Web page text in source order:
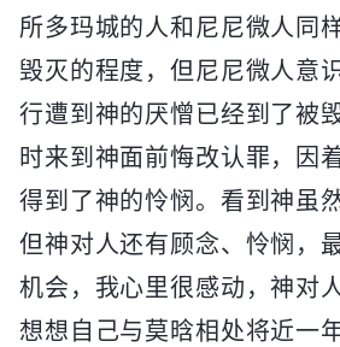
所多玛城的人和尼尼微人同
毁灭的程度，但尼尼微人意
行遭到神的厌憎已经到了被
时来到神面前悔改认罪，因
得到了神的怜悯。看到神虽
但神对人还有顾念、怜悯，
机会，我心里很感动，神对
想想自己与莫晗相处将近一